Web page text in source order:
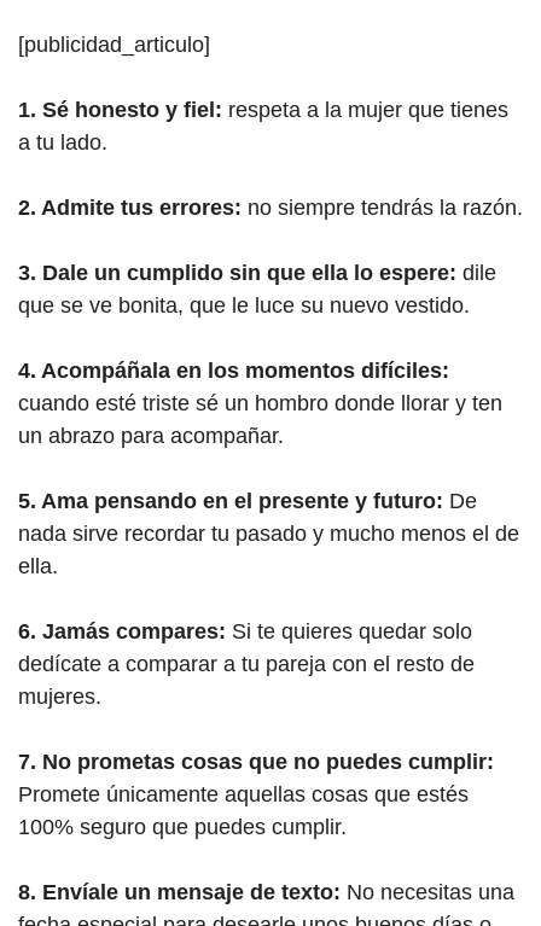
[publicidad_articulo]
1. Sé honesto y fiel: respeta a la mujer que tienes
a tu lado.
2. Admite tus errores: no siempre tendrás la razón.
3. Dale un cumplido sin que ella lo espere: dile
que se ve bonita, que le luce su nuevo vestido.
4. Acompáñala en los momentos difíciles:
cuando esté triste sé un hombro donde llorar y ten
un abrazo para acompañar.
5. Ama pensando en el presente y futuro: De
nada sirve recordar tu pasado y mucho menos el de
ella.
6. Jamás compares: Si te quieres quedar solo
dedícate a comparar a tu pareja con el resto de
mujeres.
7. No prometas cosas que no puedes cumplir:
Promete únicamente aquellas cosas que estés
100% seguro que puedes cumplir.
8. Envíale un mensaje de texto: No necesitas una